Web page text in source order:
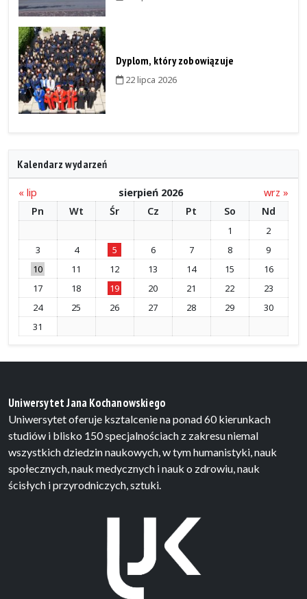
Dyplom, który zobowiązuje
22 lipca 2026
Kalendarz wydarzeń
« lip sierpień 2026
wrz »
Pn
Wt Śr Cz Pt So Nd
1
2
3
4 5 6 7 8
9
10
11 12 13 14 15
16
17
18 19 20 21 22
23
24
25 26 27 28 29
30
31
Uniwersytet Jana Kochanowskiego
Uniwersytet oferuje ksztalcenie na ponad 60 kierunkach
studiów i blisko 150 specjalnościach z zakresu niemal
wszystkich dziedzin naukowych, w tym humanistyki, nauk
społecznych, nauk medycznych i nauk o zdrowiu, nauk
ścisłych i przyrodniczych, sztuki.